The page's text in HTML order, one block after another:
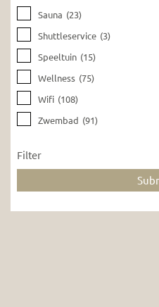
Sauna (23)
Shuttleservice (3)
Speeltuin (15)
Wellness (75)
Wifi (108)
Zwembad (91)
Filter